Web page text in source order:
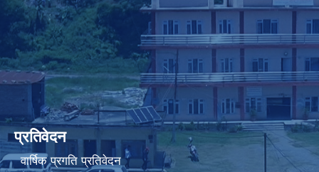
प्रतिवेदन
वार्षिक प्रगति प्रतिवेदन